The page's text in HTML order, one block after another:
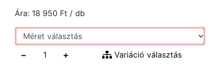
Ára: 18 950 Ft / db
− + Variáció választás